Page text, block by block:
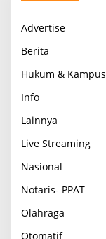
Advertise
Berita
Hukum & Kampus
Info
Lainnya
Live Streaming
Nasional
Notaris- PPAT
Olahraga
Otomatif